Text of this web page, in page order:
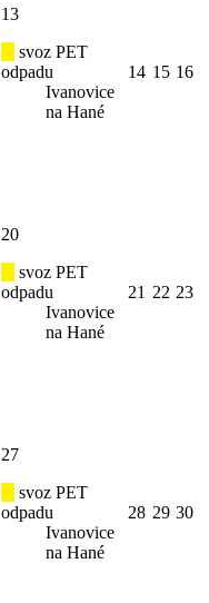
13
svoz PET
odpadu
Ivanovice
na Hané
14 15 16
20
svoz PET
odpadu
Ivanovice
na Hané
21 22 23
27
svoz PET
odpadu
Ivanovice
na Hané
28 29 30